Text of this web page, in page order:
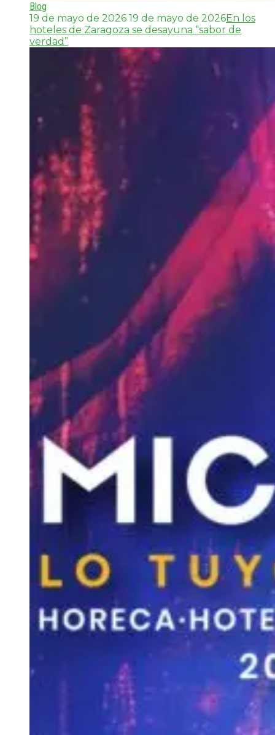
Blog
19 de mayo de 2026 19 de mayo de 2026En los
hoteles de Zaragoza se desayuna “sabor de
verdad”